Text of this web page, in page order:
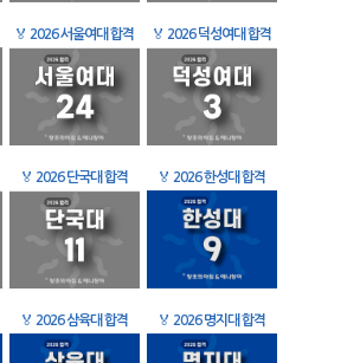
🏅 2026 서울여대 합격 🏅 2026 덕성여대 합격
🏅 2026 단국대 합격 🏅 2026 한성대 합격
🏅 2026 삼육대 합격 🏅 2026 명지대 합격